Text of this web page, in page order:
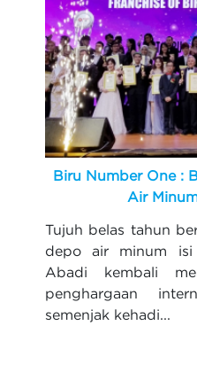
Biru Number One :
Air
Tujuh belas tahun
depo air minum isi
Abadi kembali
penghargaan
semenjak kehadi...